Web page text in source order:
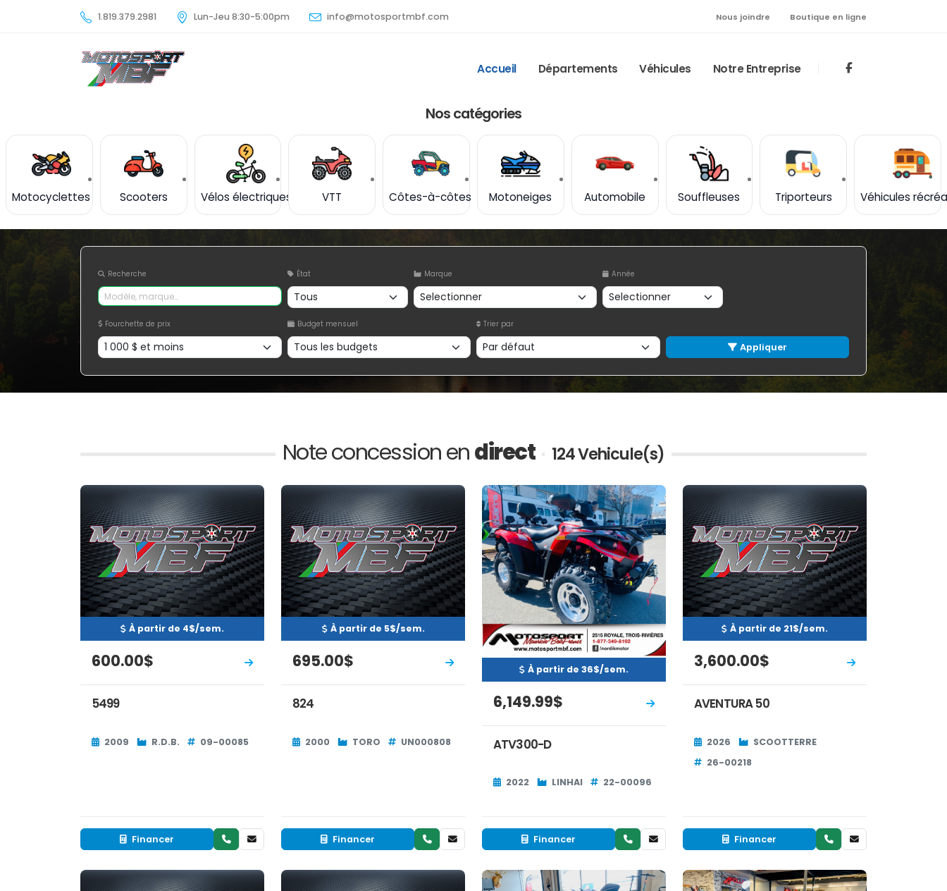
1.819.379.2981 Lun-Jeu 8:30-5:00pm info@motosportmbf.com Nous joindre Boutique en ligne
Accueil Départements Véhicules Notre Entreprise
Nos catégories
Motocyclettes Scooters Vélos électriques VTT Côtes-à-côtes Motoneiges Automobile Souffleuses Triporteurs Véhicules
Recherche État Marque Année
Fourchette de prix Budget mensuel Trier par
Appliquer
Note concession endirect 124 Vehicule(s)
EN INVENTAIREOccasion
À partir de 4$/sem.
600.00$
5499
2009 R.D.B. 09-00085
Financer
EN INVENTAIREOccasion
À partir de 5$/sem.
695.00$
824
2000 TORO UN000808
Financer
EN INVENTAIRE Neuf
À partir de 36$/sem.
6,149.99$
ATV300-D
2022 LINHAI 22-00096
Financer
EN INVENTAIRE Neuf
À partir de 21$/sem.
3,600.00$
AVENTURA 50
2026
SCOOTTERRE
26-00218
Financer
EN INVENTAIRE Neuf EN INVENTAIRE Neuf RÉSERVÉ Occasion EN INVENTAIREOccasion